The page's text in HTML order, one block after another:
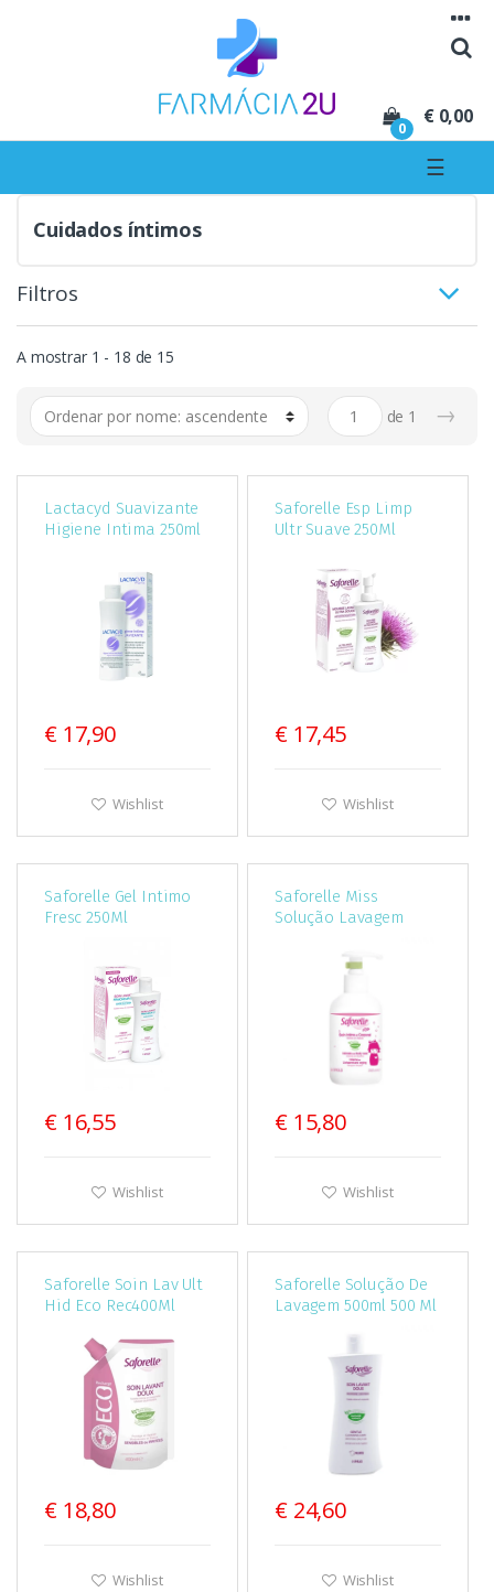
0
€ 0,00
☰
Cuidados íntimos
Filtros
A mostrar 1 - 18 de 15
de 1 →
Lactacyd Suavizante
Higiene Intima 250ml
€ 17,90
Wishlist
Saforelle Esp Limp
Ultr Suave 250Ml
€ 17,45
Wishlist
Saforelle Gel Intimo
Fresc 250Ml
€ 16,55
Wishlist
Saforelle Miss
Solução Lavagem
€ 15,80
Wishlist
Saforelle Soin Lav Ult
Hid Eco Rec400Ml
€ 18,80
Wishlist
Saforelle Solução De
Lavagem 500ml 500 Ml
€ 24,60
Wishlist